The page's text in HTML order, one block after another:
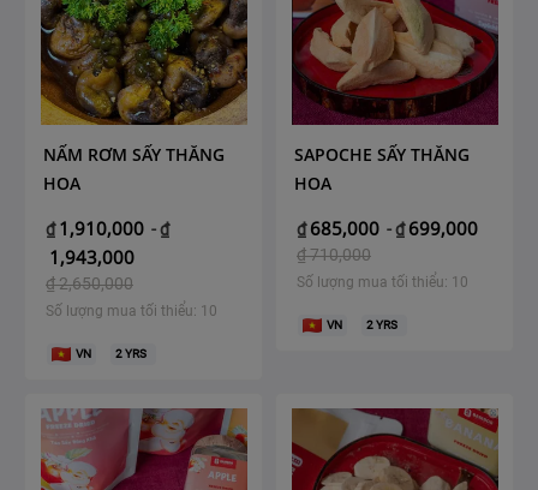
NẤM RƠM SẤY THĂNG
HOA
₫ 1,910,000 -₫
1,943,000
₫2,650,000
Số lượng mua tối thiểu: 10
VN 2YRS
SAPOCHE SẤY THĂNG
HOA
₫ 685,000 -₫ 699,000
₫710,000
Số lượng mua tối thiểu: 10
VN 2YRS